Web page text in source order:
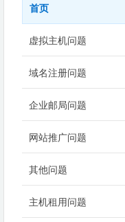
首页
虚拟主机问题
域名注册问题
企业邮局问题
网站推广问题
其他问题
主机租用问题